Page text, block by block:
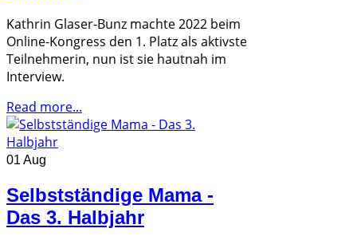
Kathrin Glaser-Bunz machte 2022 beim
Online-Kongress den 1. Platz als aktivste
Teilnehmerin, nun ist sie hautnah im
Interview.
Read more...
01 Aug
Selbstständige Mama -
Das 3. Halbjahr